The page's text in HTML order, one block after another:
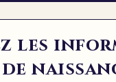
les
de